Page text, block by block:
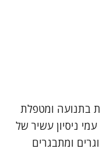
בתנועה ומטפלת
ניסיון עשיר של
מבוגרים ומתבגרים